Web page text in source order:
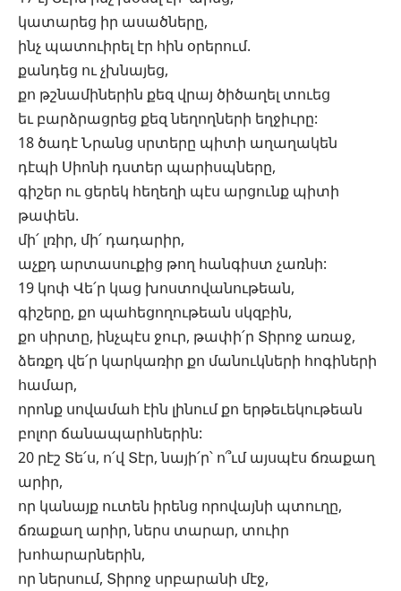
կատարեց իր ասածները,
ինչ պատուիրել էր հին օրերում.
քանդեց ու չխնայեց,
քո թշնամիներին քեզ վրայ ծիծաղել տուեց
եւ բարձրացրեց քեզ նեղողների եղջիւրը:
18 ծադէ Նրանց սրտերը պիտի աղաղակեն
դէպի Սիոնի դստեր պարիսպները,
գիշեր ու ցերեկ հեղեղի պէս արցունք պիտի
թափեն.
մի՛ լռիր, մի՛ դադարիր,
աչքդ արտասուքից թող հանգիստ չառնի:
19 կոփ Վե՛ր կաց խոստովանութեան,
գիշերը, քո պահեցողութեան սկզբին,
քո սիրտը, ինչպէս ջուր, թափի՛ր Տիրոջ առաջ,
ձեռքդ վե՛ր կարկառիր քո մանուկների հոգիների
համար,
որոնք սովամահ էին լինում քո երթեւեկութեան
բոլոր ճանապարհներին:
20 րէշ Տե՛ս, ո՛վ Տէր, նայի՛ր՝ ո՞ւմ այսպէս ճռաքաղ
արիր,
որ կանայք ուտեն իրենց որովայնի պտուղը,
ճռաքաղ արիր, ներս տարար, տուիր
խոհարարներին,
որ ներսում, Տիրոջ սրբարանի մէջ,